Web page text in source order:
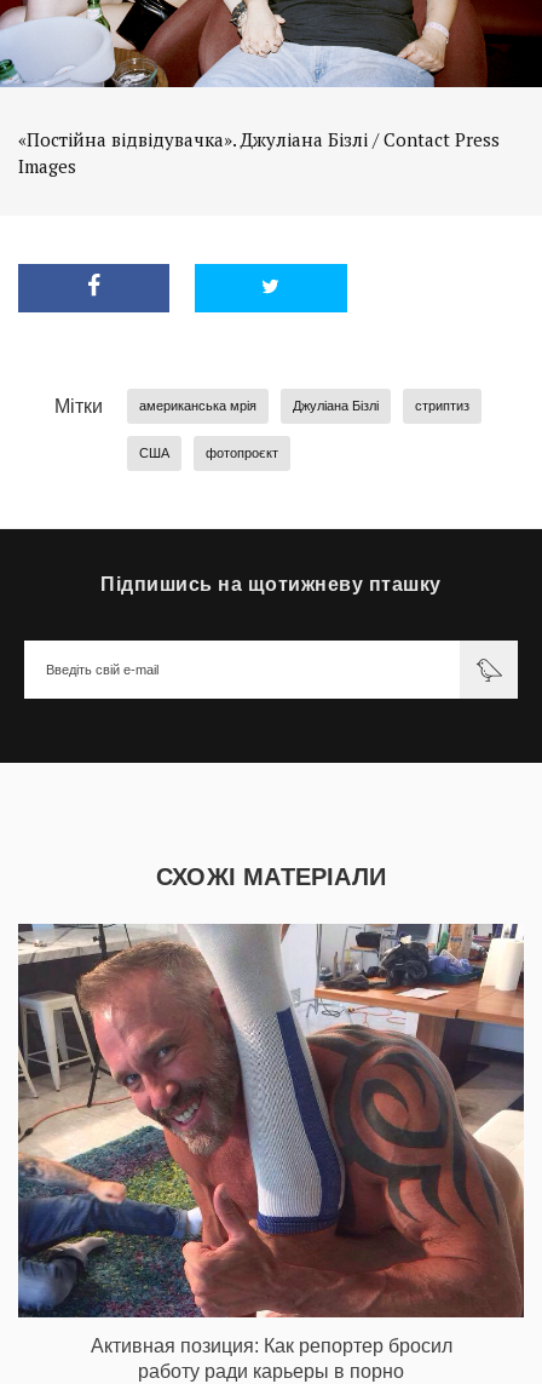
«Постійна відвідувачка». Джуліана Бізлі / Contact Press
Images
Мітки американська мрія Джуліана Бізлі стриптиз
США фотопроєкт
Підпишись на щотижневу пташку
СХОЖІ МАТЕРІАЛИ
Активная позиция: Как репортер бросил
работу ради карьеры в порно